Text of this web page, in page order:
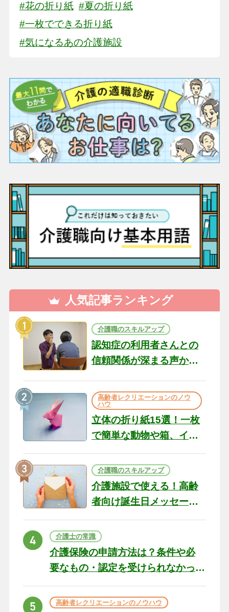
#花の折り紙 #夏の折り紙
#一枚でできる折り紙
#気になるあの介護施設
人気記事ランキング
介護職のスキルアップ
認知症の利用者さんとの
信頼関係が深まる声かけ
の現場から（22）
高齢者レクリエーションのノウ
ハウ
立体の折り紙15選！一枚
で簡単な動物や箱、イン
介護職のスキルアップ
介護施設で使える！高齢
者向け誕生日メッセージ
ト
介護士の常識
介護保険の申請方法は？条件や必
要なもの・認定を受けられなかっ
高齢者レクリエーションのノウハウ